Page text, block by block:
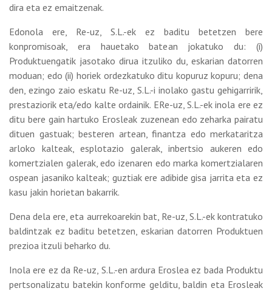
dira eta ez emaitzenak.
Edonola ere, Re-uz, S.L.-ek ez baditu betetzen bere
konpromisoak, era hauetako batean jokatuko du: (i)
Produktuengatik jasotako dirua itzuliko du, eskarian datorren
moduan; edo (ii) horiek ordezkatuko ditu kopuruz kopuru; dena
den, ezingo zaio eskatu Re-uz, S.L.-i inolako gastu gehigarririk,
prestaziorik eta/edo kalte ordainik. ERe-uz, S.L.-ek inola ere ez
ditu bere gain hartuko Erosleak zuzenean edo zeharka pairatu
dituen gastuak; besteren artean, finantza edo merkataritza
arloko kalteak, esplotazio galerak, inbertsio aukeren edo
komertzialen galerak, edo izenaren edo marka komertzialaren
ospean jasaniko kalteak; guztiak ere adibide gisa jarrita eta ez
kasu jakin horietan bakarrik.
Dena dela ere, eta aurrekoarekin bat, Re-uz, S.L.-ek kontratuko
baldintzak ez baditu betetzen, eskarian datorren Produktuen
prezioa itzuli beharko du.
Inola ere ez da Re-uz, S.L.-en ardura Eroslea ez bada Produktu
pertsonalizatu batekin konforme gelditu, baldin eta Erosleak